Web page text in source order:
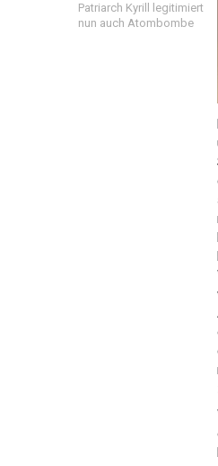
Patriarch Kyrill legitimiert
nun auch Atombombe